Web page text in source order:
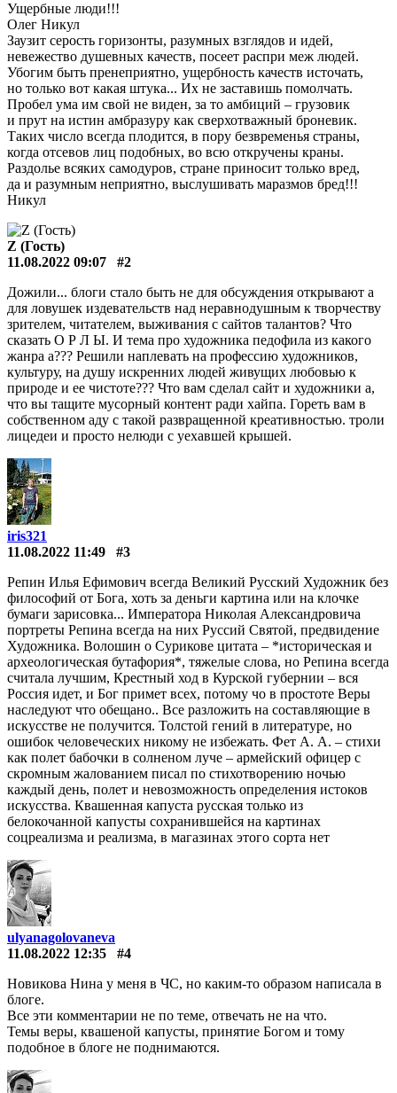
Ущербные люди!!!
Олег Никул
Заузит серость горизонты, разумных взглядов и идей,
невежество душевных качеств, посеет распри меж людей.
Убогим быть пренеприятно, ущербность качеств источать,
но только вот какая штука... Их не заставишь помолчать.
Пробел ума им свой не виден, за то амбиций – грузовик
и прут на истин амбразуру как сверхотважный броневик.
Таких число всегда плодится, в пору безвременья страны,
когда отсевов лиц подобных, во всю откручены краны.
Раздолье всяких самодуров, стране приносит только вред,
да и разумным неприятно, выслушивать маразмов бред!!!
Никул
Z (Гость)
11.08.2022 09:07
#2
Дожили... блоги стало быть не для обсуждения открывают а
для ловушек издевательств над неравнодушным к творчеству
зрителем, читателем, выживания с сайтов талантов? Что
сказать О Р Л Ы. И тема про художника педофила из какого
жанра а??? Решили наплевать на профессию художников,
культуру, на душу искренних людей живущих любовью к
природе и ее чистоте??? Что вам сделал сайт и художники а,
что вы тащите мусорный контент ради хайпа. Гореть вам в
собственном аду с такой развращенной креативностью. троли
лицедеи и просто нелюди с уехавшей крышей.
iris321
11.08.2022 11:49
#3
Репин Илья Ефимович всегда Великий Русский Художник без
философий от Бога, хоть за деньги картина или на клочке
бумаги зарисовка... Императора Николая Александровича
портреты Репина всегда на них Руссий Святой, предвидение
Художника. Волошин о Сурикове цитата – *историческая и
археологическая бутафория*, тяжелые слова, но Репина всегда
считала лучшим, Крестный ход в Курской губернии – вся
Россия идет, и Бог примет всех, потому чо в простоте Веры
наследуют что обещано.. Все разложить на составляющие в
искусстве не получится. Толстой гений в литературе, но
ошибок человеческих никому не избежать. Фет А. А. – стихи
как полет бабочки в солненом луче – армейский офицер с
скромным жалованием писал по стихотворению ночью
каждый день, полет и невозможность определения истоков
искусства. Квашенная капуста русская только из
белокочанной капусты сохранившейся на картинах
соцреализма и реализма, в магазинах этого сорта нет
ulyanagolovaneva
11.08.2022 12:35
#4
Новикова Нина у меня в ЧС, но каким-то образом написала в
блоге.
Все эти комментарии не по теме, отвечать не на что.
Темы веры, квашеной капусты, принятие Богом и тому
подобное в блоге не поднимаются.